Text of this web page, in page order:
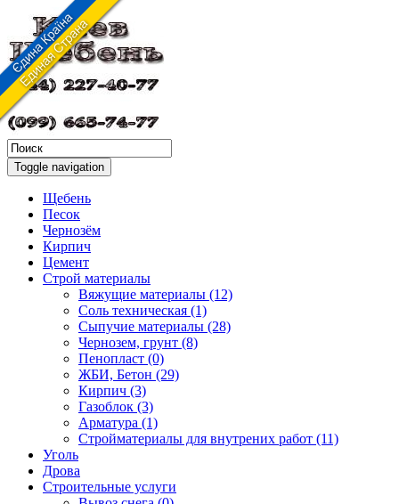
Toggle navigation
Щебень
Песок
Чернозём
Кирпич
Цемент
Строй материалы
Вяжущие материалы (12)
Соль техническая (1)
Сыпучие материалы (28)
Чернозем, грунт (8)
Пенопласт (0)
ЖБИ, Бетон (29)
Кирпич (3)
Газоблок (3)
Арматура (1)
Стройматериалы для внутрених работ (11)
Уголь
Дрова
Строительные услуги